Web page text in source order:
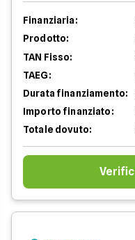
Finanziaria:
Prodotto:
TAN Fisso:
TAEG:
Durata finanziamento:
Importo finanziato:
Totale dovuto: